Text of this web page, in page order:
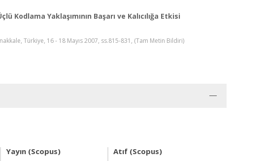
Yaklaşımının Başarı ve Kalıcılığa Etkisi
Türkiye, 16 - 18 Mayıs 2007, ss.815-831, (Tam Metin Bildiri)
Yayın (Scopus) Atıf (Scopus)